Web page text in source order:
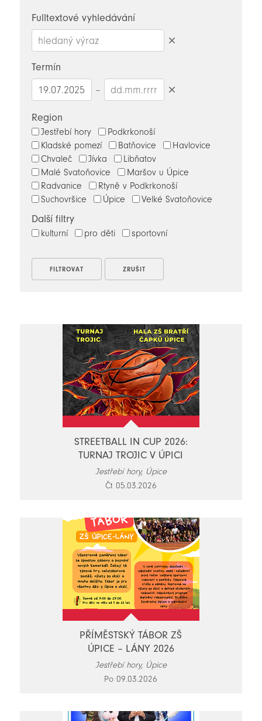
Fulltextové vyhledávání
Termín
–
Region
Jestřebí hory
Podkrkonoší
Kladské pomezí
Batňovice
Havlovice
Chvaleč
Jívka
Libňatov
Malé Svatoňovice
Maršov u Úpice
Radvanice
Rtyně v Podkrkonoší
Suchovršice
Úpice Velké Svatoňovice
Další filtry
kulturní pro děti sportovní
STREETBALL IN CUP 2026:
TURNAJ TROJIC V ÚPICI
Jestřebí hory, Úpice
Čt 05.03.2026
PŘÍMĚSTSKÝ TÁBOR ZŠ
ÚPICE – LÁNY 2026
Jestřebí hory, Úpice
Po 09.03.2026